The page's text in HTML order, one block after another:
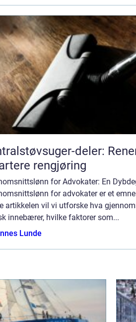
deler:
rengjøring
for Advokater: En
for advokater er et
artikkelen vil vi utforske hva
innebærer, hvilke faktorer som...
Lunde